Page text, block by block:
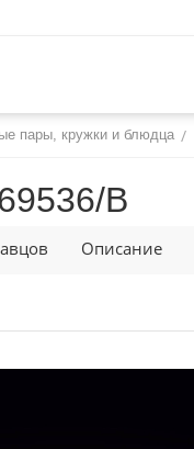
пары, кружки и блюдца /
B
Описание